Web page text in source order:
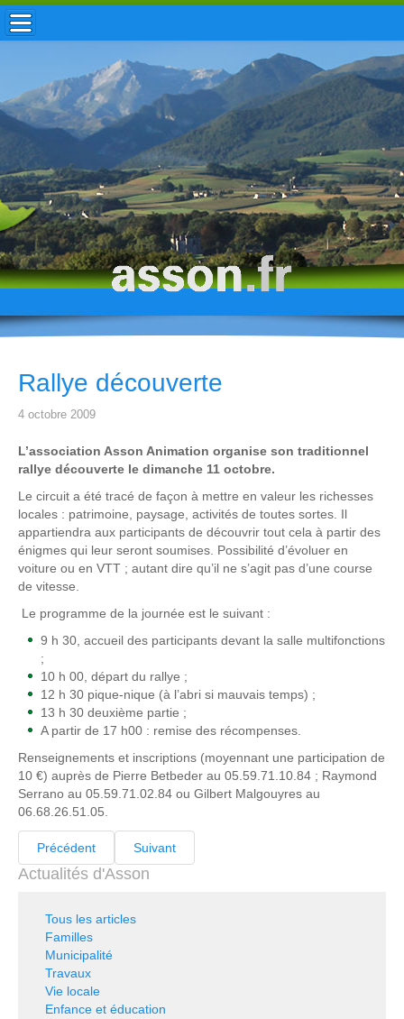
ACCUEIL / INFOS
MUNICIPALITÉ
VIE LOCALE
ENFANCE
TOURISME
HISTOIRE
Rallye découverte
4 octobre 2009
L’association Asson Animation organise son traditionnel
rallye découverte le dimanche 11 octobre.
Le circuit a été tracé de façon à mettre en valeur les richesses
locales : patrimoine, paysage, activités de toutes sortes. Il
appartiendra aux participants de découvrir tout cela à partir des
énigmes qui leur seront soumises. Possibilité d’évoluer en
voiture ou en VTT ; autant dire qu’il ne s’agit pas d’une course
de vitesse.
Le programme de la journée est le suivant :
9 h 30, accueil des participants devant la salle multifonctions
;
10 h 00, départ du rallye ;
12 h 30 pique-nique (à l’abri si mauvais temps) ;
13 h 30 deuxième partie ;
A partir de 17 h00 : remise des récompenses.
Renseignements et inscriptions (moyennant une participation de
10 €) auprès de Pierre Betbeder au 05.59.71.10.84 ; Raymond
Serrano au 05.59.71.02.84 ou Gilbert Malgouyres au
06.68.26.51.05.
Précédent Suivant
Actualités d'Asson
Tous les articles
Familles
Municipalité
Travaux
Vie locale
Enfance et éducation